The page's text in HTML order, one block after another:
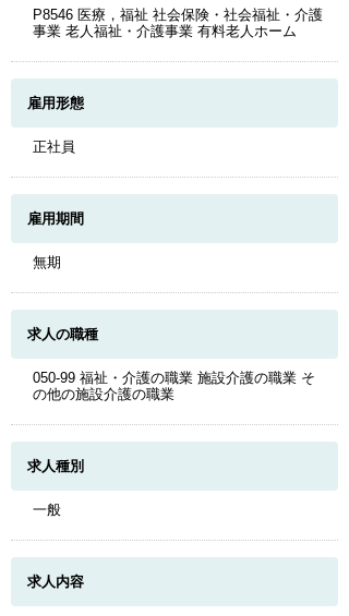
P8546 医療，福祉 社会保険・社会福祉・介護
事業 老人福祉・介護事業 有料老人ホーム
雇用形態
正社員
雇用期間
無期
求人の職種
050-99 福祉・介護の職業 施設介護の職業 そ
の他の施設介護の職業
求人種別
一般
求人内容